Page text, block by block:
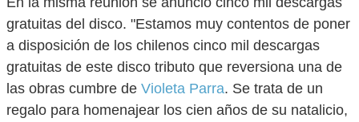
gratuitas del disco. "Estamos muy contentos de poner
a disposición de los chilenos cinco mil descargas
gratuitas de este disco tributo que reversiona una de
las obras cumbre de Violeta Parra. Se trata de un
regalo para homenajear los cien años de su natalicio,